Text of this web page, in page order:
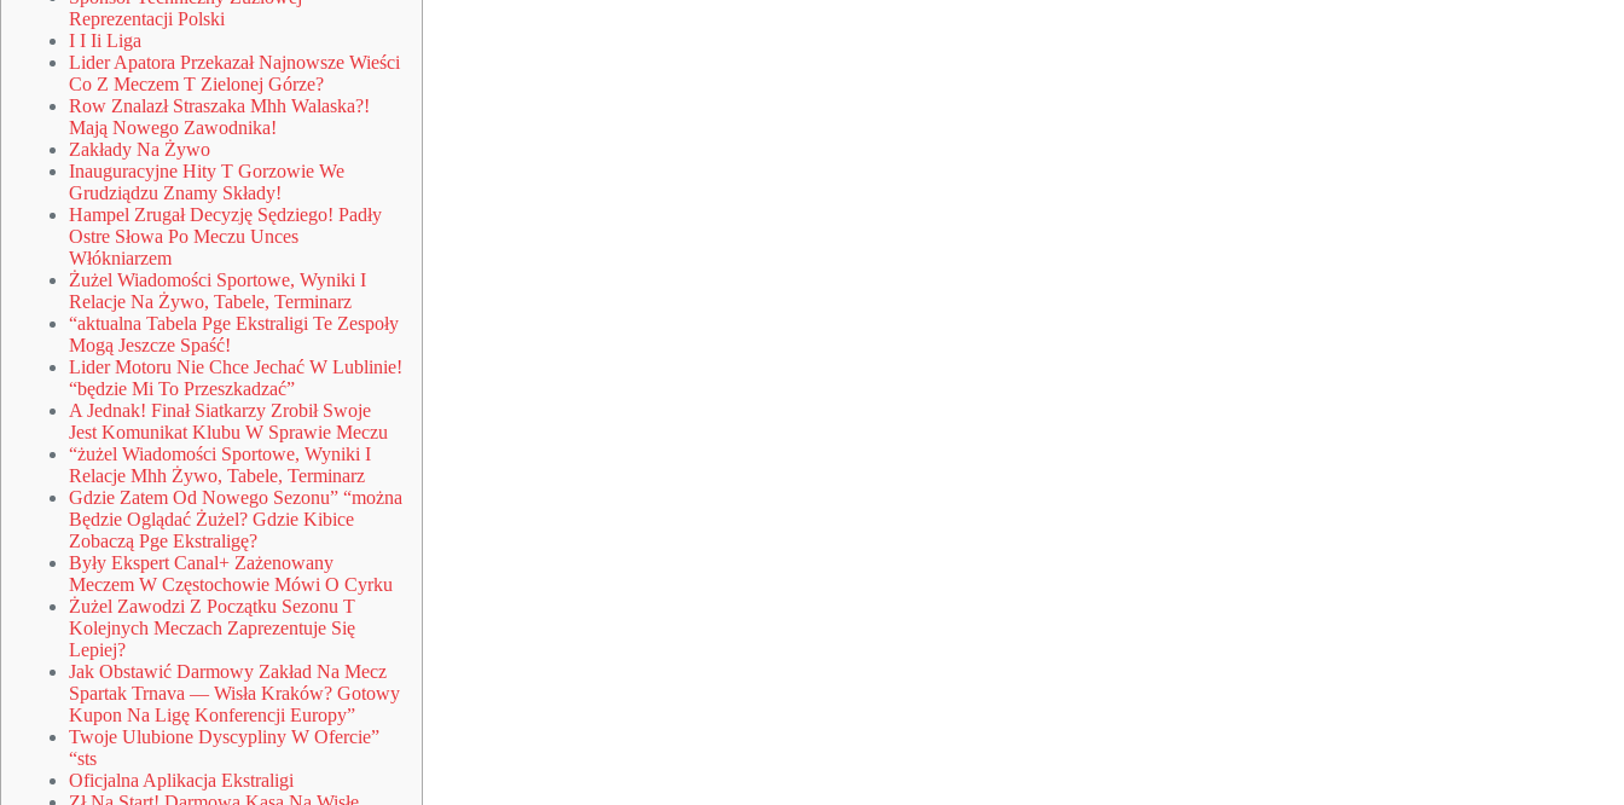
Reprezentacji Polski
I I Ii Liga
Lider Apatora Przekazał Najnowsze Wieści
Co Z Meczem T Zielonej Górze?
Row Znalazł Straszaka Mhh Walaska?!
Mają Nowego Zawodnika!
Zakłady Na Żywo
Inauguracyjne Hity T Gorzowie We
Grudziądzu Znamy Składy!
Hampel Zrugał Decyzję Sędziego! Padły
Ostre Słowa Po Meczu Unces
Włókniarzem
Żużel Wiadomości Sportowe, Wyniki I
Relacje Na Żywo, Tabele, Terminarz
“aktualna Tabela Pge Ekstraligi Te Zespoły
Mogą Jeszcze Spaść!
Lider Motoru Nie Chce Jechać W Lublinie!
“będzie Mi To Przeszkadzać”
A Jednak! Finał Siatkarzy Zrobił Swoje
Jest Komunikat Klubu W Sprawie Meczu
“żużel Wiadomości Sportowe, Wyniki I
Relacje Mhh Żywo, Tabele, Terminarz
Gdzie Zatem Od Nowego Sezonu” “można
Będzie Oglądać Żużel? Gdzie Kibice
Zobaczą Pge Ekstraligę?
Były Ekspert Canal+ Zażenowany
Meczem W Częstochowie Mówi O Cyrku
Żużel Zawodzi Z Początku Sezonu T
Kolejnych Meczach Zaprezentuje Się
Lepiej?
Jak Obstawić Darmowy Zakład Na Mecz
Spartak Trnava — Wisła Kraków? Gotowy
Kupon Na Ligę Konferencji Europy”
Twoje Ulubione Dyscypliny W Ofercie”
“sts
Oficjalna Aplikacja Ekstraligi